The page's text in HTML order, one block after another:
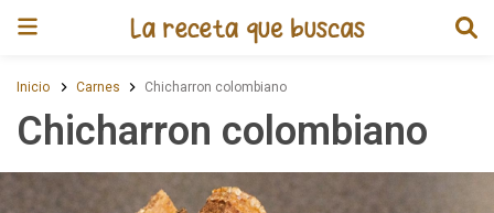
Inicio Carnes Chicharron colombiano
Chicharron colombiano